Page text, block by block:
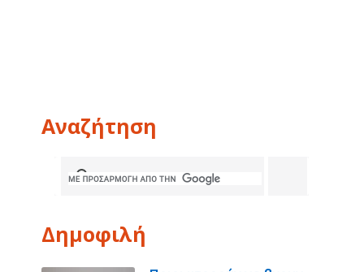
Αναζήτηση
Δημοφιλή